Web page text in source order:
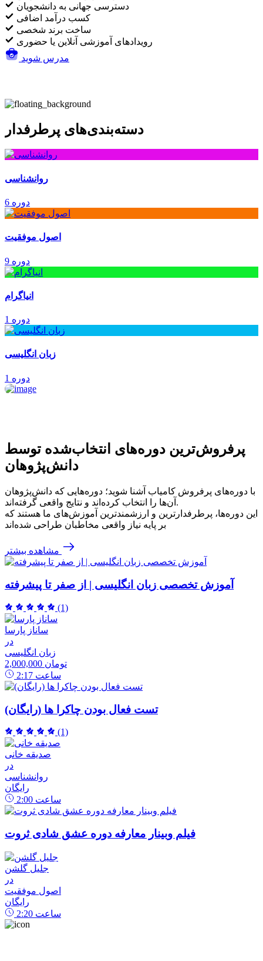
دسترسی جهانی به دانشجویان
کسب درآمد اضافی
ساخت برند شخصی
رویدادهای آموزشی آنلاین یا حضوری
مدرس شوید
دسته‌بندی‌های پرطرفدار
روانشناسی
6 دوره
اصول موفقیت
9 دوره
انیاگرام
1 دوره
زبان انگلیسی
1 دوره
پرفروش‌ترین‌ دوره‌های انتخاب‌شده توسط
دانش‌پژوهان
با دوره‌های پرفروش کامیاب آشنا شوید؛ دوره‌هایی که دانش‌پژوهان
آن‌ها را انتخاب کرده‌اند و نتایج واقعی گرفته‌اند.
این دوره‌ها، پرطرفدارترین و ارزشمندترین آموزش‌های ما هستند که
بر پایه نیاز واقعی مخاطبان طراحی شده‌اند
مشاهده بیشتر
آموزش تخصصی زبان انگلیسی | از صفر تا پیشرفته
(1)
ساناز پارسا
در
زبان انگلیسی
2,000,000 تومان
2:17 ساعت
تست فعال بودن چاکرا ها (رایگان)
(1)
صدیقه خانی
در
روانشناسی
رایگان
2:00 ساعت
فیلم وبینار معارفه دوره عشق شادی ثروت
جلیل گلشن
در
اصول موفقیت
رایگان
2:20 ساعت